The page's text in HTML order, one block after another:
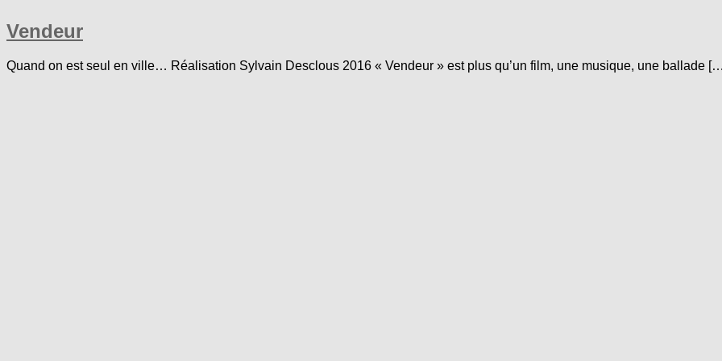
Vendeur
Quand on est seul en ville… Réalisation Sylvain Desclous 2016 « Vendeur » est plus qu’un film, une musique, une ballade